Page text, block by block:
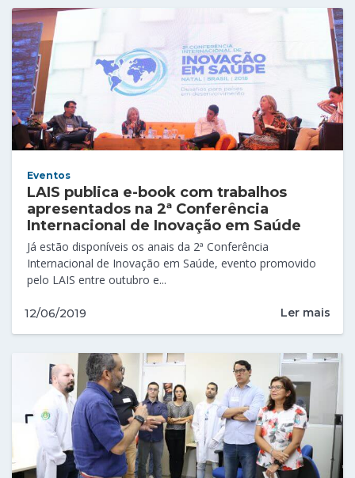
Eventos
LAIS publica e-book com trabalhos
apresentados na 2ª Conferência
Internacional de Inovação em Saúde
Já estão disponíveis os anais da 2ª Conferência
Internacional de Inovação em Saúde, evento promovido
pelo LAIS entre outubro e...
12/06/2019 Ler mais